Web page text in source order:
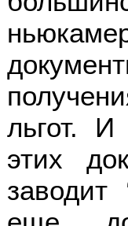
льгот.
этих
заводит